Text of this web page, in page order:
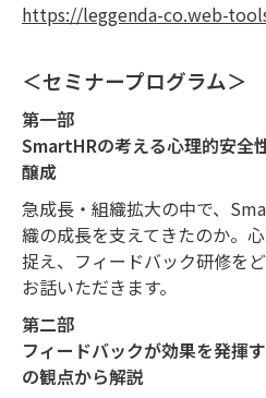
https://leggenda-co.web-
＜セミナープログラム＞
第一部
SmartHRの考える心理的安全
醸成
急成長・組織拡大の中で、
織の成長を支えてきたのか。
捉え、フィードバック研修を
お話いただきます。
第二部
フィードバックが効果を発揮
の観点から解説